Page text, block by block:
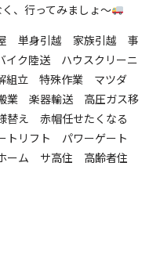
、行ってみましょ〜
単身引越 家族引越 事
ク陸送 ハウスクリーニ
組立 特殊作業 マツダ
業 楽器輸送 高圧ガス移
え 赤帽任せたくなる
トリフト パワーゲート
ーム サ高住 高齢者住